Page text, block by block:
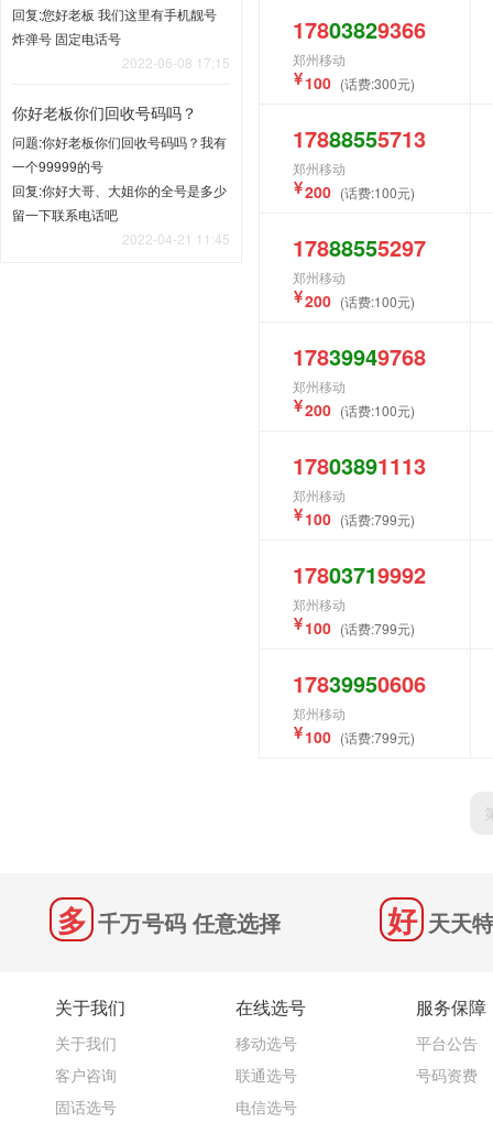
回复:您好老板 我们这里有手机靓号
炸弹号 固定电话号
2022-06-08 17:15
你好老板你们回收号码吗？
问题:你好老板你们回收号码吗？我有
一个99999的号
回复:你好大哥、大姐你的全号是多少
留一下联系电话吧
2022-04-21 11:45
17803829366
郑州移动
100 (话费:300元)
17888555713
郑州移动
200 (话费:100元)
17888555297
郑州移动
200 (话费:100元)
17839949768
郑州移动
200 (话费:100元)
17803891113
郑州移动
100 (话费:799元)
17803719992
郑州移动
100 (话费:799元)
17839950606
郑州移动
100 (话费:799元)
千万号码 任意选择 天天
关于我们
关于我们
客户咨询
固话选号
在线选号
移动选号
联通选号
电信选号
服务保障
平台公告
号码资费